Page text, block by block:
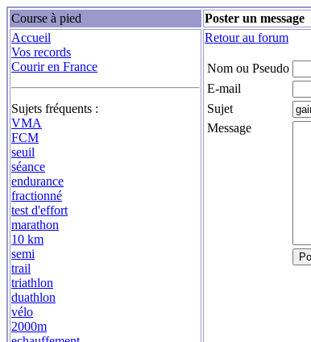
Course à pied
Poster un message
Accueil
Vos records
Courir en France
Sujets fréquents :
VMA
FCM
seuil
séance
endurance
fractionné
test d'effort
marathon
10 km
semi
trail
triathlon
duathlon
vélo
2000m
Retour au forum
Nom ou Pseudo
E-mail
Sujet
Message